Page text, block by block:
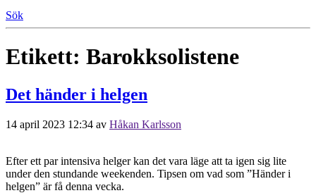
Sök
Etikett: Barokksolistene
Det händer i helgen
14 april 2023 12:34 av Håkan Karlsson
Efter ett par intensiva helger kan det vara läge att ta igen sig lite
under den stundande weekenden. Tipsen om vad som ”Händer i
helgen” är få denna vecka.